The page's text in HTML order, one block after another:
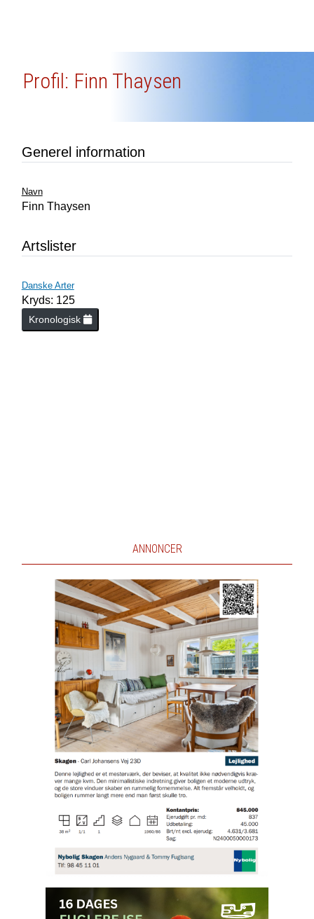
Profil: Finn Thaysen
Generel information
Navn
Finn Thaysen
Artslister
Danske Arter
Kryds: 125
Kronologisk
ANNONCER